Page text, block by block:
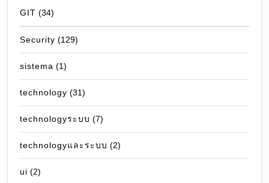
GIT (34)
Security (129)
sistema (1)
technology (31)
technologyระบบ (7)
technologyและระบบ (2)
ui (2)